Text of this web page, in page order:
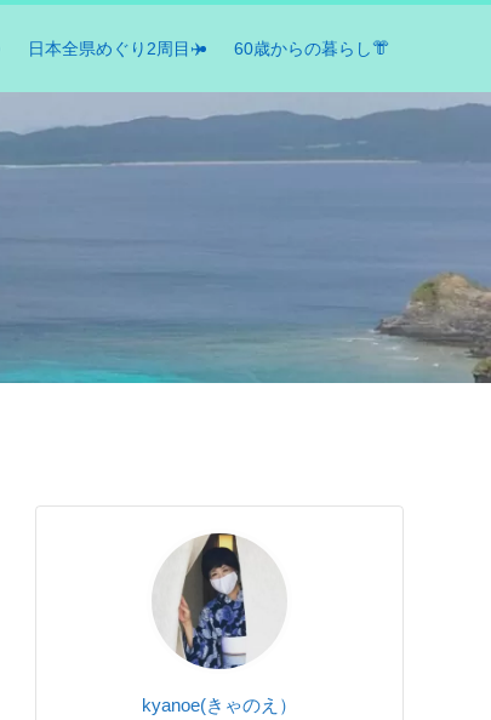
日本全県めぐり2周目✈️ 60歳からの暮らし👘
kyanoe(きゃのえ）